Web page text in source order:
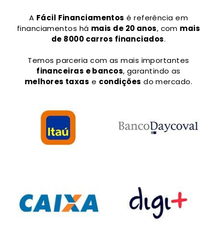
A Fácil Financiamentos é referência em
financiamentos há mais de 20 anos, com mais
de 8000 carros financiados.
Temos parceria com as mais importantes
financeiras e bancos, garantindo as
melhores taxas e condições do mercado.